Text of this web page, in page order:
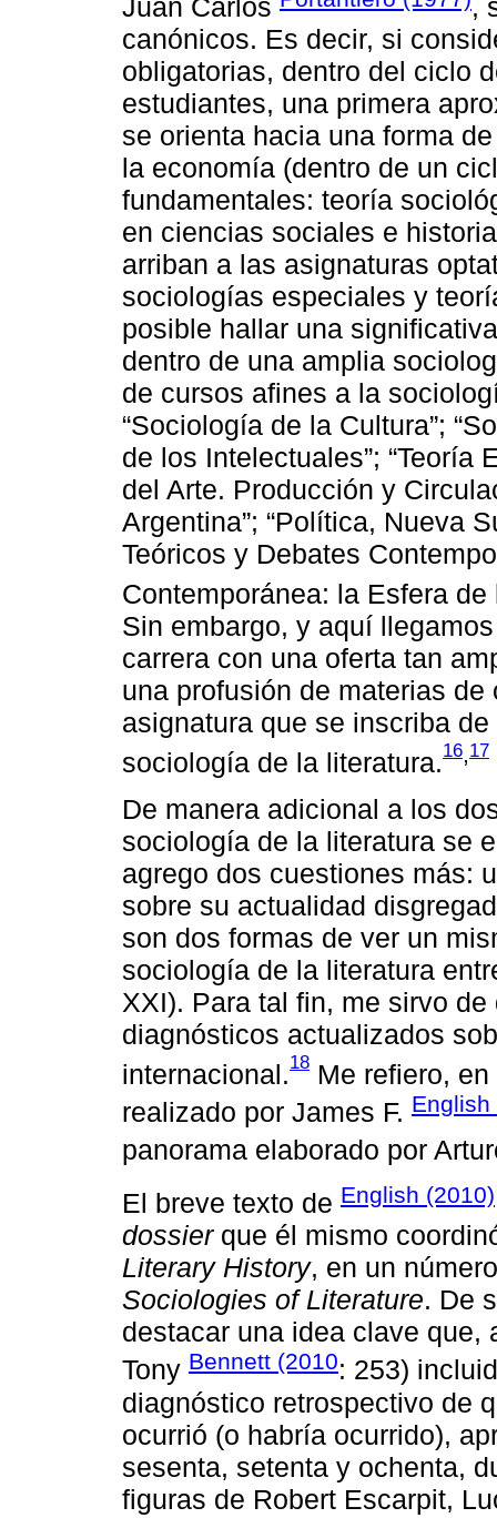
Juan Carlos
,
canónicos. Es decir, si
obligatorias, dentro del ciclo
estudiantes, una primera
se orienta hacia una forma
la economía (dentro de un
fundamentales: teoría
en ciencias sociales e
arriban a las asignaturas
sociologías especiales y
posible hallar una
dentro de una amplia
de cursos afines a la
“Sociología de la Cultura”;
de los Intelectuales”; “Teoría
del Arte. Producción y
Argentina”; “Política, Nueva
Teóricos y Debates
Contemporánea: la Esfera
Sin embargo, y aquí
carrera con una oferta tan
una profusión de materias de
asignatura que se inscriba
sociología de la literatura.16,17
De manera adicional a los
sociología de la literatura se
agrego dos cuestiones más:
sobre su actualidad
son dos formas de ver un
sociología de la literatura
XXI). Para tal fin, me sirvo
diagnósticos actualizados
internacional.18 Me refiero,
realizado por James F. English
panorama elaborado por
El breve texto de English (2010)
dossierque él mismo
Literary History, en un
Sociologies of Literature. De
destacar una idea clave que,
Tony Bennett (2010: 253)
diagnóstico retrospectivo de
ocurrió (o habría ocurrido),
sesenta, setenta y ochenta,
figuras de Robert Escarpit,